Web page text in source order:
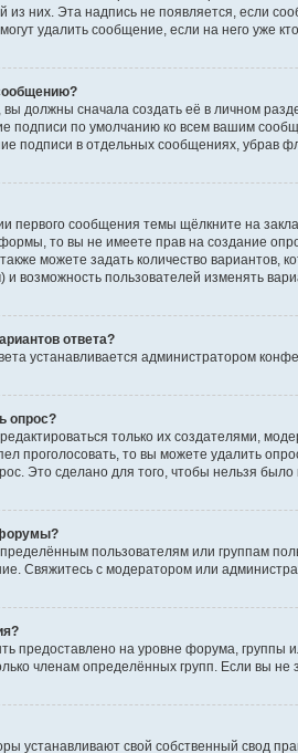
из них. Эта надпись не появляется, если
удалить сообщение, если на него уже
должны сначала создать её в личном
подписи по умолчанию ко всем вашим
подписи в отдельных сообщениях, убрав
первого сообщения темы щёлкните на
то вы не имеете прав на создание
можете задать количество
возможность пользователей изменять
ответа?
устанавливается администратором
опрос?
только их создателями,
проголосовать, то вы можете удалить
Это сделано для того, чтобы нельзя
пользователям или группам
Свяжитесь с модератором или
предоставлено на уровне форума,
членам определённых групп. Если вы
устанавливают свой собственный свод